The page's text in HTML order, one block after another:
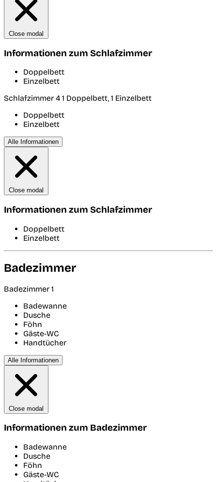
Close modal
Informationen zum Schlafzimmer
Doppelbett
Einzelbett
Schlafzimmer 4 1 Doppelbett, 1 Einzelbett
Doppelbett
Einzelbett
Alle Informationen
Close modal
Informationen zum Schlafzimmer
Doppelbett
Einzelbett
Badezimmer
Badezimmer 1
Badewanne
Dusche
Föhn
Gäste-WC
Handtücher
Alle Informationen
Close modal
Informationen zum Badezimmer
Badewanne
Dusche
Föhn
Gäste-WC